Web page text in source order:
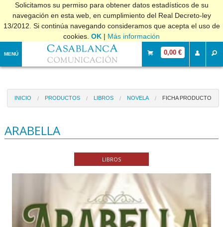
Solicitamos su permiso para obtener datos estadísticos de su
navegación en esta web, en cumplimiento del Real Decreto-ley
13/2012. Si continúa navegando consideramos que acepta el uso de
cookies. OK | Más información
MENÚ 0,00 €
INICIO PRODUCTOS LIBROS NOVELA FICHA PRODUCTO
ARABELLA
LIBROS